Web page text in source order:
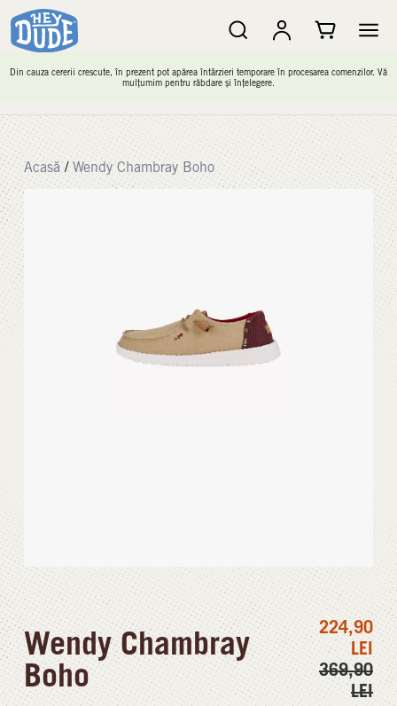
Din cauza cererii crescute, în prezent pot apărea întârzieri temporare în procesarea comenzilor. Vă
mulțumim pentru răbdare și înțelegere.
Acasă / Wendy Chambray Boho
Wendy Chambray
Boho
224,90
LEI
369,90
LEI